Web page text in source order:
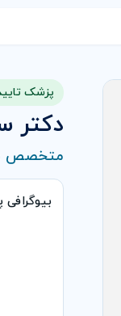
پزشک
دكتر
متخصص